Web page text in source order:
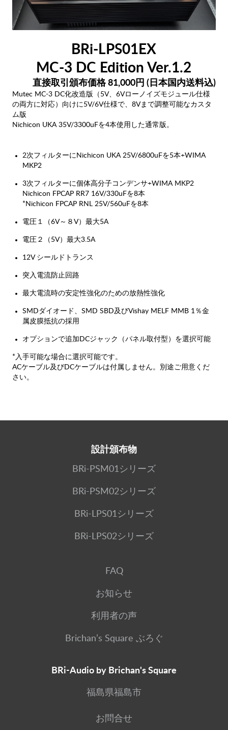
BRi-LPS01EX
MC-3 DC Edition Ver.1.2
直接取引頒布価格 81,000円 (日本国内送料込)
Mutec MC-3 DC化改造版（5V、6Vローノイズモジュール仕様
の両方に対応）向けに5V/6V仕様で、8Vまで調整可能なカスタ
ム版
Nichicon UKA 35V/3300uFを4本使用した通常版。
2次フィルターにNichicon UKA 25V/6800uFを5本+WIMA
MKP2
3次フィルターに個体高分子コンデンサ+WIMA MKP2
Nichicon FPCAP RR7 16V/330uFを8本
*Nichicon FPCAP RNL 25V/560uFを8本
電圧１（6V～８V）最大5A
電圧２（5V）最大3.5A
12V シールドトランス
突入電流防止回路
最大電流時の安定性強化のための放熱性強化
SMDダイオード、SMD SBD及びVishay MELF MMB 1％金
属皮膜抵抗の採用
オプションで追加DCジャック（パネル取付型）を選択可能
*入手可能な場合に選択可能です。
ACケーブル及びDCケーブルは付属しません。別途ご用意くだ
さい。
設計頒布物
BRi-PSM01シリーズ
BRi-PSM02シリーズ
BRi-LPS01シリーズ
BRi-LPS02シリーズ
FAQ
お知らせ
利用者の声
Brichan’s Square ぶろぐ
BRi-Audio by Brichan's Square
福島県福島市
お問合せ